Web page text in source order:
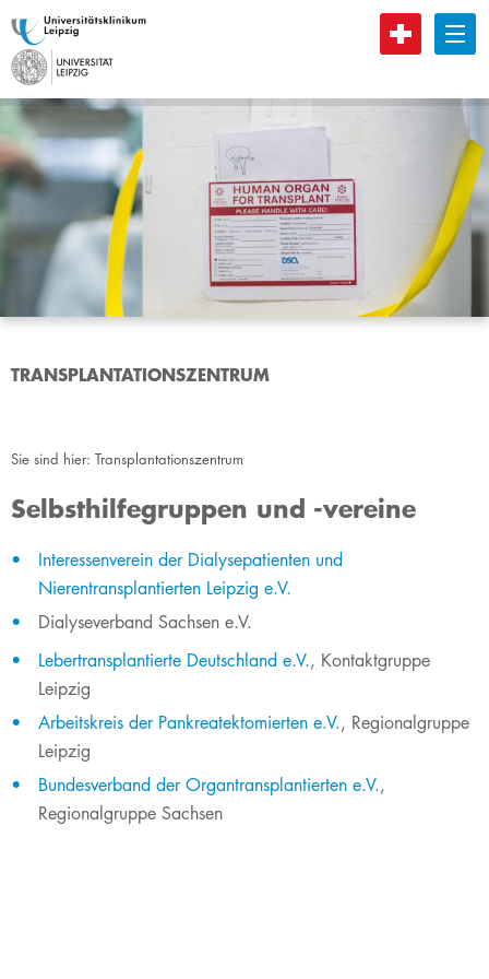
B
TRANSPLANTATIONSZENTRUM
Sie sind hier: Transplantationszentrum
Selbsthilfegruppen und -vereine
​Interessenverein der Dialysepatienten und
Nierentransplantierten Leipzig e.V.
Dialyseverband Sachsen e.V.
Lebertransplantierte Deutschland e.V., Kontaktgruppe
Leipzig
Arbeitskreis der Pankreatektomierten e.V., Regionalgruppe
Leipzig
Bundesverband der Organtransplantierten e.V.,
Regionalgruppe Sachsen